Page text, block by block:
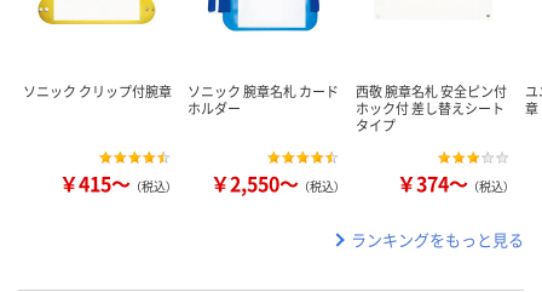
ソニック クリップ付腕章
￥415～ （税込）
ソニック 腕章名札 カード
ホルダー
￥2,550～ （税込）
西敬 腕章名札 安全ピン付
ホック付 差し替えシート
タイプ
￥374～ （税込）
ランキングをもっと見る